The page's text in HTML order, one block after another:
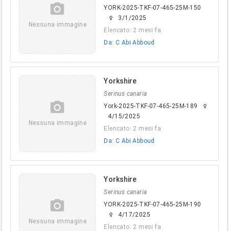
camera_alt
Nessuna immagine
YORK-2025-TKF-07-465-25M-150
female
3/1/2025
Elencato: 2 mesi fa
Da: C Abi Abboud
camera_alt
Nessuna immagine
Yorkshire
Serinus canaria
York-2025-TKF-07-465-25M-189
female
4/15/2025
Elencato: 2 mesi fa
Da: C Abi Abboud
camera_alt
Nessuna immagine
Yorkshire
Serinus canaria
YORK-2025-TKF-07-465-25M-190
female
4/17/2025
Elencato: 2 mesi fa